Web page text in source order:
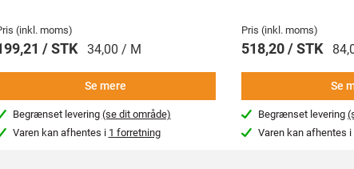
(inkl. moms)
/ STK 34,00 / M
Se mere
Begrænset levering (se dit område)
Varen kan afhentes i 1 forretning
Pris (inkl. moms)
518,20 / STK
Se
Begrænset levering
Varen kan afhentes i